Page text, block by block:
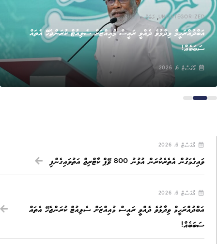
UNCATEGORIZED
,ޚަބަރު
އަބްދުއްރަހީމް ވިދާޅުވެ ދެއްވީ ރައީސް މުއިއްޒަށް ސެލިއުޓް ކުރަންޖެހޭ އެތައް
ސަބަބެއް!
އޯގަސްޓް 6, 2026
އޯގަސްޓް 6, 2026
ވައިގެމަގުން އެތެރެކުރަން އުޅުނު 800 ވޭޕް ކާޓްރިޖް އަތުލައިގެންފި
އޯގަސްޓް 6, 2026
އަބްދުއްރަހީމް ވިދާޅުވެ ދެއްވީ ރައީސް މުއިއްޒަށް ސެލިއުޓް ކުރަންޖެހޭ އެތައް
ސަބަބެއް!